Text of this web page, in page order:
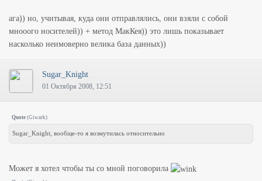
ага)) но, учитывая, куда они отправлялись, они взяли с собой
мнооого носителей)) + метод МакКея)) это лишь показывает
насколько неимоверно велика база данных))
Sugar_Knight
01 Октября 2008, 12:51
Quote (Giwark)
Sugar_Knight, вообще-то я возмутилась относительно
Может я хотел чтобы ты со мной поговорила